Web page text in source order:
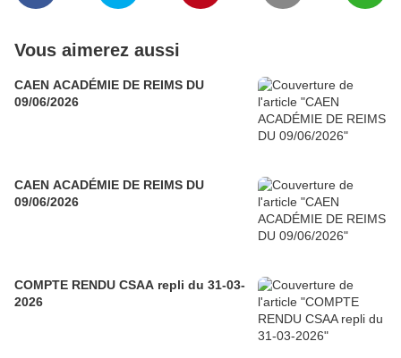
Vous aimerez aussi
CAEN ACADÉMIE DE REIMS DU
09/06/2026
CAEN ACADÉMIE DE REIMS DU
09/06/2026
COMPTE RENDU CSAA repli du 31-03-
2026